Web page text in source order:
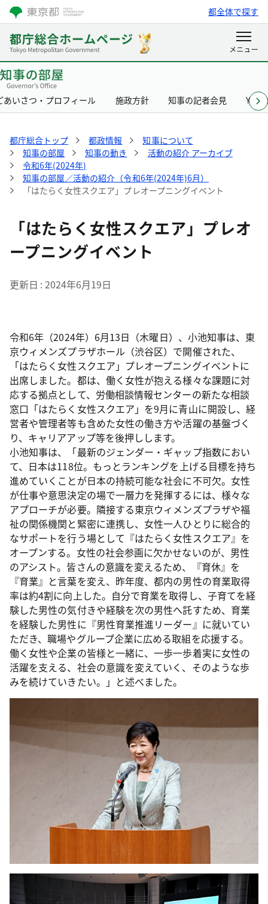
都全体で探す
あいさつ・プロフィール 施政方針 知事の記者会見
都庁総合トップ 都政情報
知事について
知事の部屋
知事の動き
活動の紹介 アーカイブ
令和6年(2024年)
知事の部屋／活動の紹介（令和6年(2024年)6月）
「はたらく女性スクエア」プレオープニングイベント
「はたらく女性スクエア」プレオ
ープニングイベント
更新日 2024年6月19日
令和6年（2024年）6月13日（木曜日）、小池知事は、東
京ウィメンズプラザホール（渋谷区）で開催された、
「はたらく女性スクエア」プレオープニングイベントに
出席しました。都は、働く女性が抱える様々な課題に対
応する拠点として、労働相談情報センターの新たな相談
窓口「はたらく女性スクエア」を9月に青山に開設し、経
営者や管理者等も含めた女性の働き方や活躍の基盤づく
り、キャリアアップ等を後押しします。
小池知事は、「最新のジェンダー・ギャップ指数におい
て、日本は118位。もっとランキングを上げる目標を持ち
進めていくことが日本の持続可能な社会に不可欠。女性
が仕事や意思決定の場で一層力を発揮するには、様々な
アプローチが必要。隣接する東京ウィメンズプラザや福
祉の関係機関と緊密に連携し、女性一人ひとりに総合的
なサポートを行う場として『はたらく女性スクエア』を
オープンする。女性の社会参画に欠かせないのが、男性
のアシスト。皆さんの意識を変えるため、『育休』を
『育業』と言葉を変え、昨年度、都内の男性の育業取得
率は約4割に向上した。自分で育業を取得し、子育てを経
験した男性の気付きや経験を次の男性へ託すため、育業
を経験した男性に『男性育業推進リーダー』に就いてい
ただき、職場やグループ企業に広める取組を応援する。
働く女性や企業の皆様と一緒に、一歩一歩着実に女性の
活躍を支える、社会の意識を変えていく、そのような歩
みを続けていきたい。」と述べました。